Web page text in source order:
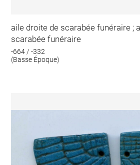
aile droite de scarabée funéraire ;
scarabée funéraire
-664 / -332
(Basse Époque)